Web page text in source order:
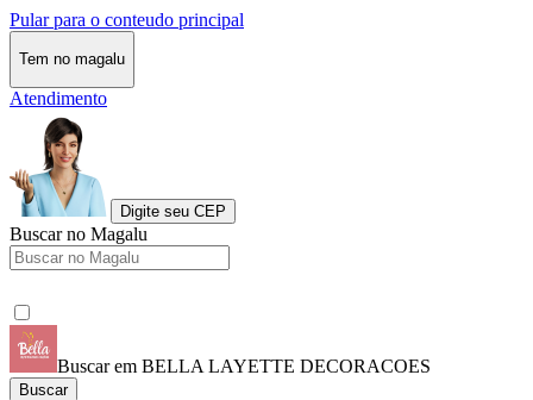
Pular para o conteudo principal
Tem no magalu
Atendimento
Digite seu CEP
Buscar no Magalu
Buscar em BELLA LAYETTE DECORACOES
Buscar